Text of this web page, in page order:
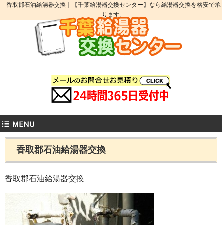
香取郡石油給湯器交換｜【千葉給湯器交換センター】なら給湯器交換を格安で承
ります。
香取郡石油給湯器交換
香取郡石油給湯器交換